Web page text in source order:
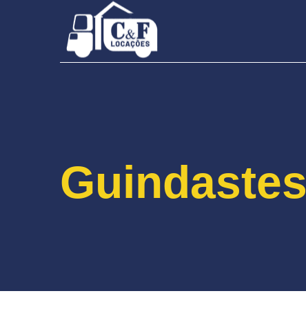
Guindastes